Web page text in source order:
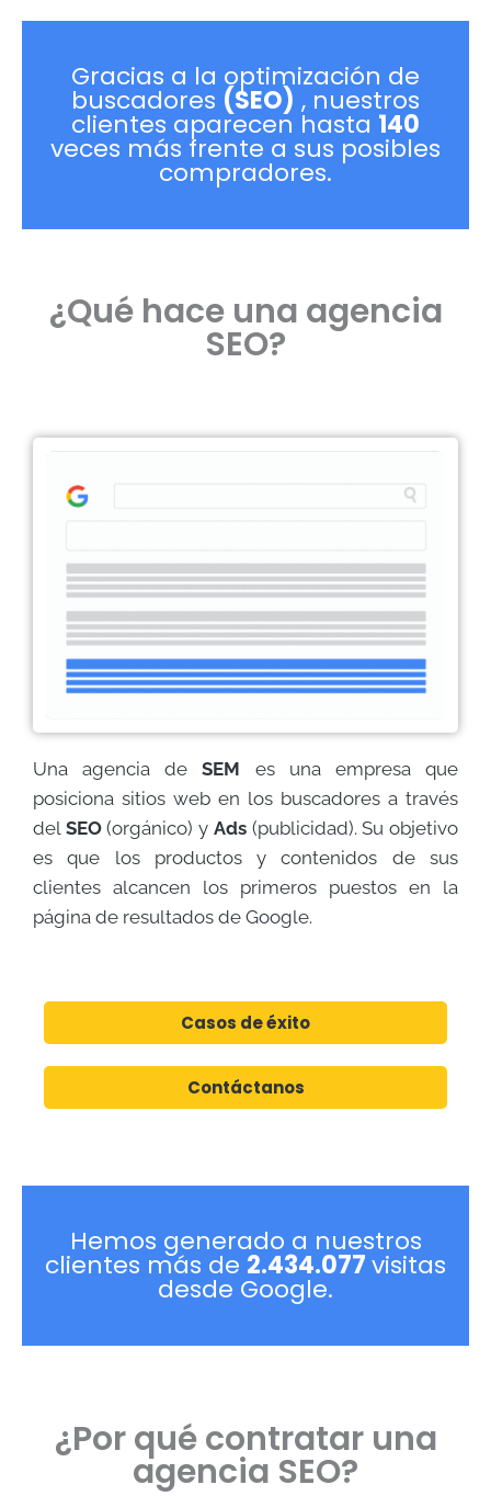
Gracias a la optimización de
buscadores (SEO) , nuestros
clientes aparecen hasta 140
veces más frente a sus posibles
compradores.
¿Qué hace una agencia
SEO?
Una agencia deSEM es una empresa que
posiciona sitios web en los buscadores a través
del SEO(orgánico) y Ads(publicidad). Su objetivo
es que los productos y contenidos de sus
clientes alcancen los primeros puestos en la
página de resultados de Google.
Casos de éxito
Contáctanos
Hemos generado a nuestros
clientes más de 2.434.077visitas
desde Google.
¿Por qué contratar una
agencia SEO?